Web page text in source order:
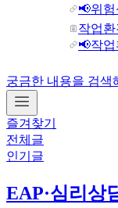
📢위험
작업환
📢작
궁금한 내용을 검색
즐겨찾기
전체글
인기글
EAP·심리상